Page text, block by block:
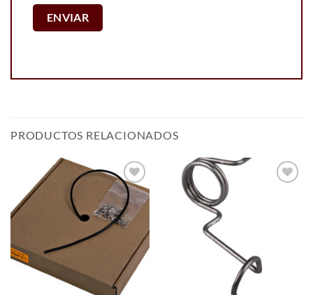
PRODUCTOS RELACIONADOS
Add to
wishlist